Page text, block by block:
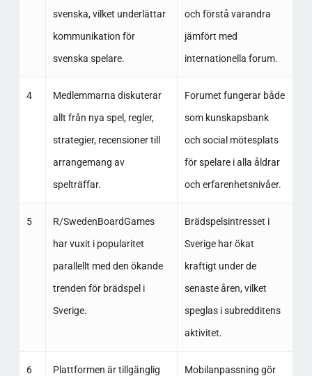
svenska, vilket underlättar
kommunikation för
svenska spelare.
och förstå varandra
jämfört med
internationella forum.
4
Medlemmarna diskuterar
allt från nya spel, regler,
strategier, recensioner till
arrangemang av
spelträffar.
Forumet fungerar både
som kunskapsbank
och social mötesplats
för spelare i alla åldrar
och erfarenhetsnivåer.
5
R/SwedenBoardGames
har vuxit i popularitet
parallellt med den ökande
trenden för brädspel i
Sverige.
Brädspelsintresset i
Sverige har ökat
kraftigt under de
senaste åren, vilket
speglas i subredditens
aktivitet.
6
Plattformen är tillgänglig
Mobilanpassning gör